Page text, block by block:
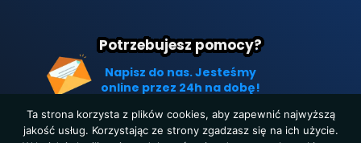
Potrzebujesz pomocy?
Napisz do nas. Jesteśmy
online przez 24h na dobę!
Ta strona korzysta z plików cookies, aby zapewnić najwyższą
jakość usług. Korzystając ze strony zgadzasz się na ich użycie.